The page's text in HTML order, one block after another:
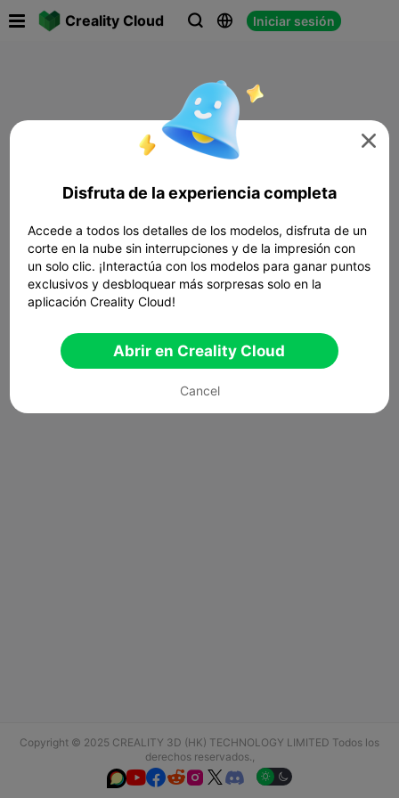
Creality Cloud   Iniciar sesión
Copyright © 2025 CREALITY 3D (HK) TECHNOLOGY LIMITED Todos los
derechos reservados.,
  

Disfruta de la experiencia completa
Accede a todos los detalles de los modelos, disfruta de un
corte en la nube sin interrupciones y de la impresión con
un solo clic. ¡Interactúa con los modelos para ganar puntos
exclusivos y desbloquear más sorpresas solo en la
aplicación Creality Cloud!
Abrir en Creality Cloud
Cancel